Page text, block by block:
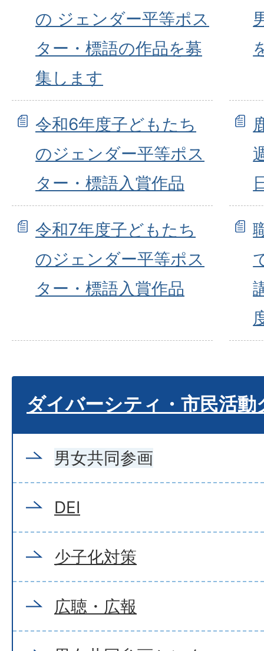
の ジェンダー平等ポス
ター・標語の作品を募
集します
令和6年度子どもたち
のジェンダー平等ポス
ター・標語入賞作品
令和7年度子どもたち
のジェンダー平等ポス
ター・標語入賞作品
ダイバーシティ・市民活動
男女共同参画
DEI
少子化対策
広聴・広報